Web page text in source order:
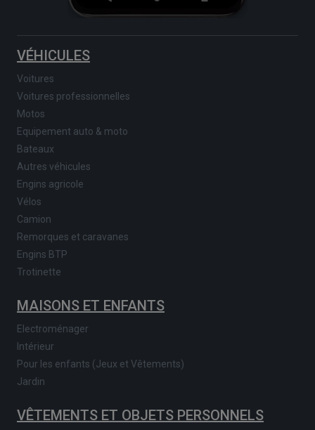
VÉHICULES
Voitures
Voitures professionnelles
Motos
Equipement auto & moto
Bateaux
Autres véhicules
Engins agricole
Vélos
Camion
Remorques et caravanes
Engins BTP
Trotinette
MAISONS ET ENFANTS
Electroménager
Intérieur
Pour les enfants (Jeux et Vêtements)
Jardin
VÊTEMENTS ET OBJETS PERSONNELS